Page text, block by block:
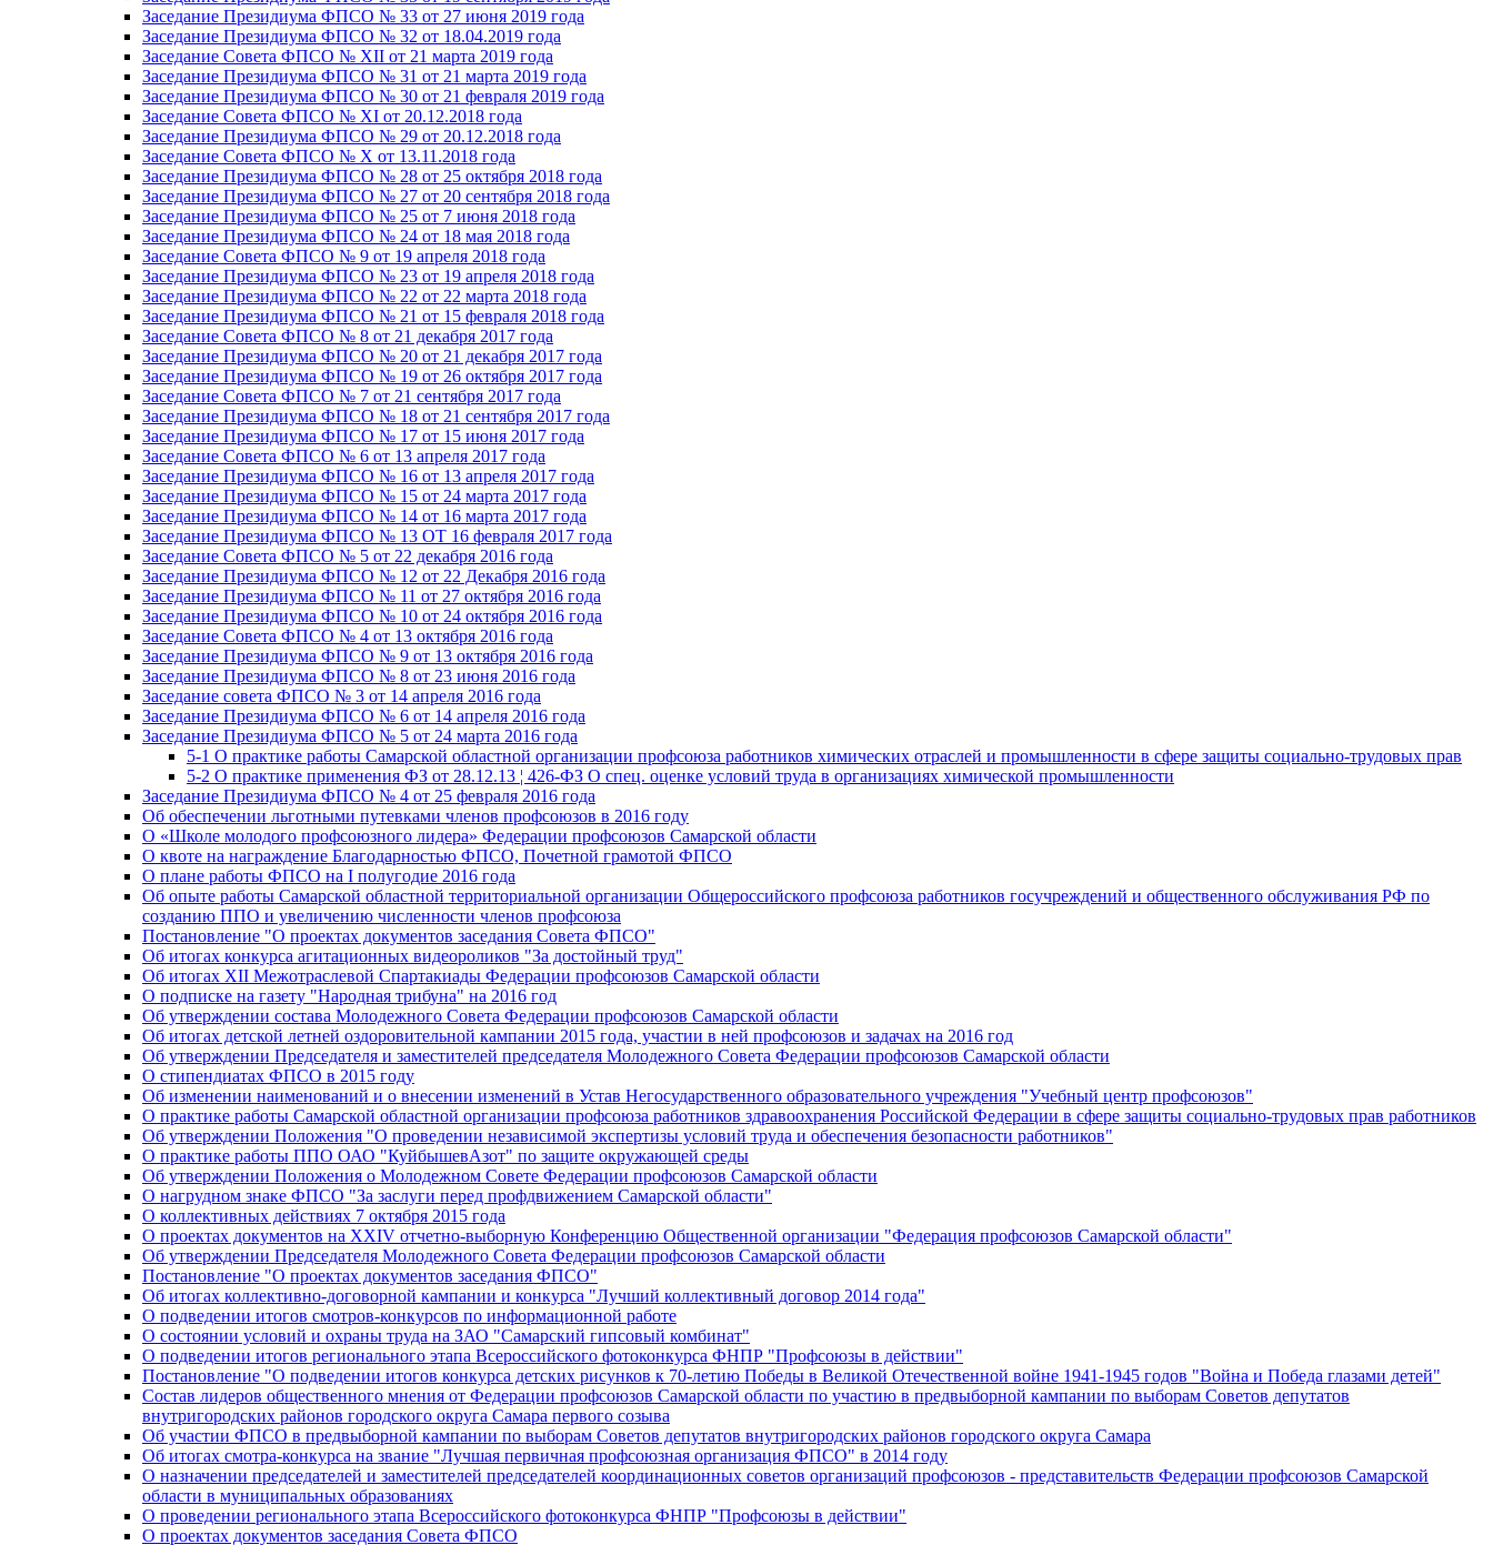
Заседание Президиума ФПСО № 33 от 27 июня 2019 года
Заседание Президиума ФПСО № 32 от 18.04.2019 года
Заседание Совета ФПСО № XII от 21 марта 2019 года
Заседание Президиума ФПСО № 31 от 21 марта 2019 года
Заседание Президиума ФПСО № 30 от 21 февраля 2019 года
Заседание Совета ФПСО № XI от 20.12.2018 года
Заседание Президиума ФПСО № 29 от 20.12.2018 года
Заседание Совета ФПСО № X от 13.11.2018 года
Заседание Президиума ФПСО № 28 от 25 октября 2018 года
Заседание Президиума ФПСО № 27 от 20 сентября 2018 года
Заседание Президиума ФПСО № 25 от 7 июня 2018 года
Заседание Президиума ФПСО № 24 от 18 мая 2018 года
Заседание Совета ФПСО № 9 от 19 апреля 2018 года
Заседание Президиума ФПСО № 23 от 19 апреля 2018 года
Заседание Президиума ФПСО № 22 от 22 марта 2018 года
Заседание Президиума ФПСО № 21 от 15 февраля 2018 года
Заседание Совета ФПСО № 8 от 21 декабря 2017 года
Заседание Президиума ФПСО № 20 от 21 декабря 2017 года
Заседание Президиума ФПСО № 19 от 26 октября 2017 года
Заседание Совета ФПСО № 7 от 21 сентября 2017 года
Заседание Президиума ФПСО № 18 от 21 сентября 2017 года
Заседание Президиума ФПСО № 17 от 15 июня 2017 года
Заседание Совета ФПСО № 6 от 13 апреля 2017 года
Заседание Президиума ФПСО № 16 от 13 апреля 2017 года
Заседание Президиума ФПСО № 15 от 24 марта 2017 года
Заседание Президиума ФПСО № 14 от 16 марта 2017 года
Заседание Президиума ФПСО № 13 ОТ 16 февраля 2017 года
Заседание Совета ФПСО № 5 от 22 декабря 2016 года
Заседание Президиума ФПСО № 12 от 22 Декабря 2016 года
Заседание Президиума ФПСО № 11 от 27 октября 2016 года
Заседание Президиума ФПСО № 10 от 24 октября 2016 года
Заседание Совета ФПСО № 4 от 13 октября 2016 года
Заседание Президиума ФПСО № 9 от 13 октября 2016 года
Заседание Президиума ФПСО № 8 от 23 июня 2016 года
Заседание совета ФПСО № 3 от 14 апреля 2016 года
Заседание Президиума ФПСО № 6 от 14 апреля 2016 года
Заседание Президиума ФПСО № 5 от 24 марта 2016 года
5-1 О практике работы Самарской областной организации профсоюза работников химических отраслей и промышленности в сфере защиты социально-трудовых прав
5-2 О практике применения ФЗ от 28.12.13 ¦ 426-ФЗ О спец. оценке условий труда в организациях химической промышленности
Заседание Президиума ФПСО № 4 от 25 февраля 2016 года
Об обеспечении льготными путевками членов профсоюзов в 2016 году
О «Школе молодого профсоюзного лидера» Федерации профсоюзов Самарской области
О квоте на награждение Благодарностью ФПСО, Почетной грамотой ФПСО
О плане работы ФПСО на I полугодие 2016 года
Об опыте работы Самарской областной территориальной организации Общероссийского профсоюза работников госучреждений и общественного обслуживания РФ по
созданию ППО и увеличению численности членов профсоюза
Постановление "О проектах документов заседания Совета ФПСО"
Об итогах конкурса агитационных видеороликов "За достойный труд"
Об итогах XII Межотраслевой Спартакиады Федерации профсоюзов Самарской области
О подписке на газету "Народная трибуна" на 2016 год
Об утверждении состава Молодежного Совета Федерации профсоюзов Самарской области
Об итогах детской летней оздоровительной кампании 2015 года, участии в ней профсоюзов и задачах на 2016 год
Об утверждении Председателя и заместителей председателя Молодежного Совета Федерации профсоюзов Самарской области
О стипендиатах ФПСО в 2015 году
Об изменении наименований и о внесении изменений в Устав Негосударственного образовательного учреждения "Учебный центр профсоюзов"
О практике работы Самарской областной организации профсоюза работников здравоохранения Российской Федерации в сфере защиты социально-трудовых прав работников
Об утверждении Положения "О проведении независимой экспертизы условий труда и обеспечения безопасности работников"
О практике работы ППО ОАО "КуйбышевАзот" по защите окружающей среды
Об утверждении Положения о Молодежном Совете Федерации профсоюзов Самарской области
О нагрудном знаке ФПСО "За заслуги перед профдвижением Самарской области"
О коллективных действиях 7 октября 2015 года
О проектах документов на XXIV отчетно-выборную Конференцию Общественной организации "Федерация профсоюзов Самарской области"
Об утверждении Председателя Молодежного Совета Федерации профсоюзов Самарской области
Постановление "О проектах документов заседания ФПСО"
Об итогах коллективно-договорной кампании и конкурса "Лучший коллективный договор 2014 года"
О подведении итогов смотров-конкурсов по информационной работе
О состоянии условий и охраны труда на ЗАО "Самарский гипсовый комбинат"
О подведении итогов регионального этапа Всероссийского фотоконкурса ФНПР "Профсоюзы в действии"
Постановление "О подведении итогов конкурса детских рисунков к 70-летию Победы в Великой Отечественной войне 1941-1945 годов "Война и Победа глазами детей"
Состав лидеров общественного мнения от Федерации профсоюзов Самарской области по участию в предвыборной кампании по выборам Советов депутатов
внутригородских районов городского округа Самара первого созыва
Об участии ФПСО в предвыборной кампании по выборам Советов депутатов внутригородских районов городского округа Самара
Об итогах смотра-конкурса на звание "Лучшая первичная профсоюзная организация ФПСО" в 2014 году
О назначении председателей и заместителей председателей координационных советов организаций профсоюзов - представительств Федерации профсоюзов Самарской
области в муниципальных образованиях
О проведении регионального этапа Всероссийского фотоконкурса ФНПР "Профсоюзы в действии"
О проектах документов заседания Совета ФПСО